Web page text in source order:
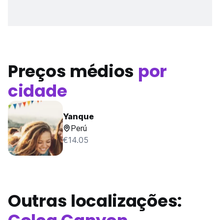
Preços médios por
cidade
Yanque
Perú
€14.05
Outras localizações: